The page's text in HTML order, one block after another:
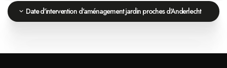
Date d'intervention d'aménagement jardin proches d'Anderlecht